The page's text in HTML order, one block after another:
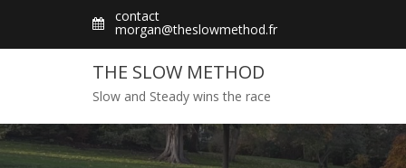
content
contact
morgan@theslowmethod.fr
THE SLOW METHOD
Slow and Steady wins the race